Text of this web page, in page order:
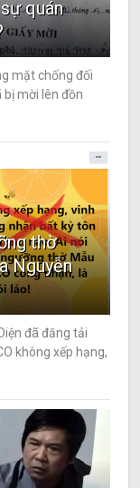
quán
mặt chống đối
bị mời lên đồn
thờ
Nguyễn
đã đăng tải
không xếp hạng,